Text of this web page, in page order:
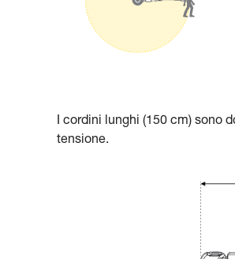
I cordini lunghi (150 cm) sono
tensione.